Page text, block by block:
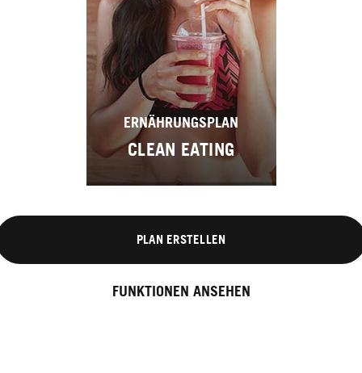
ERNÄHRUNGSPLAN
CLEAN EATING
PLAN ERSTELLEN
FUNKTIONEN ANSEHEN